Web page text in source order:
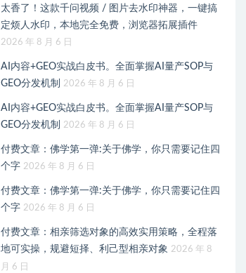
太香了！这款千问视频 / 图片去水印神器，一键搞
定烦人水印，本地完全免费，浏览器拓展插件
2026 年 8 月 6 日
AI内容+GEO实战白皮书。全面掌握AI量产SOP与
GEO分发机制
2026 年 8 月 6 日
AI内容+GEO实战白皮书。全面掌握AI量产SOP与
GEO分发机制
2026 年 8 月 6 日
付费文章：佛学第一弹:关于佛学，你只需要记住四
个字 2026 年 8 月 6 日
付费文章：佛学第一弹:关于佛学，你只需要记住四
个字 2026 年 8 月 6 日
付费文章：相亲筛选对象的高效实用策略，全程落
地可实操，规避短择、利己型相亲对象 2026 年 8
月 6 日